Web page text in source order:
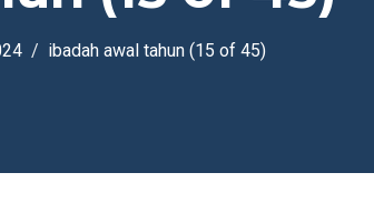
ibadah awal tahun (15 of 45)